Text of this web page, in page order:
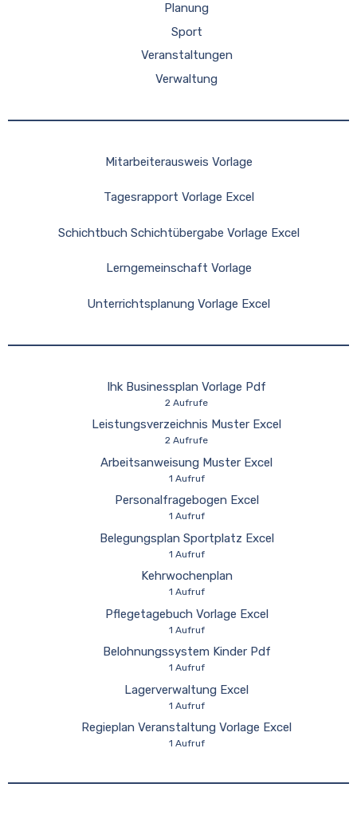
Planung
Sport
Veranstaltungen
Verwaltung
Mitarbeiterausweis Vorlage
Tagesrapport Vorlage Excel
Schichtbuch Schichtübergabe Vorlage Excel
Lerngemeinschaft Vorlage
Unterrichtsplanung Vorlage Excel
Ihk Businessplan Vorlage Pdf
2 Aufrufe
Leistungsverzeichnis Muster Excel
2 Aufrufe
Arbeitsanweisung Muster Excel
1 Aufruf
Personalfragebogen Excel
1 Aufruf
Belegungsplan Sportplatz Excel
1 Aufruf
Kehrwochenplan
1 Aufruf
Pflegetagebuch Vorlage Excel
1 Aufruf
Belohnungssystem Kinder Pdf
1 Aufruf
Lagerverwaltung Excel
1 Aufruf
Regieplan Veranstaltung Vorlage Excel
1 Aufruf